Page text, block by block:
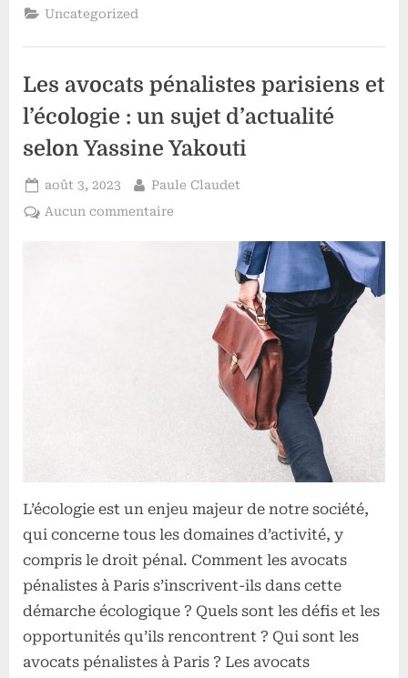
comment
Argenteuil
patrimoine
Uncategorized
Les avocats pénalistes parisiens et
l’écologie : un sujet d’actualité
selon Yassine Yakouti
Posted
on
août 3, 2023 By
Paule Claudet
Aucun commentaire
pénalistes
l’écologie
d’actualité
Yakouti
L’écologie est un enjeu majeur de notre société,
qui concerne tous les domaines d’activité, y
compris le droit pénal. Comment les avocats
pénalistes à Paris s’inscrivent-ils dans cette
démarche écologique ? Quels sont les défis et les
opportunités qu’ils rencontrent ? Qui sont les
avocats pénalistes à Paris ? Les avocats